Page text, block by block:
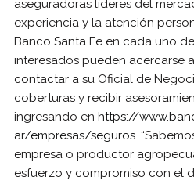
aseguradoras líderes del
experiencia y la atención
Banco Santa Fe en cada uno
interesados pueden acercarse
contactar a su Oficial de
coberturas y recibir
ingresando en https://
ar/empresas/seguros.
empresa o productor
esfuerzo y compromiso con el